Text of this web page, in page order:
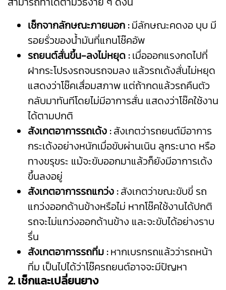
เช็กจากลักษณะภายนอก :มีลักษณะคดงอ บุบ มี
รอยรั่วของน้ำมันที่แกนโช๊คอัพ
รถยนต์สั่นขึ้น-ลงไม่หยุด :เมื่อออกแรงกดไปที่
ฝากระโปรงรถจนรถจมลง แล้วรถเด้งสั่นไม่หยุด
แสดงว่าโช๊คเสื่อมสภาพ แต่ถ้ากดแล้วรถคืนตัว
กลับมาทันทีโดยไม่มีอาการสั่น แสดงว่าโช๊คใช้งาน
ได้ตามปกติ
สังเกตอาการรถเด้ง :สังเกตว่ารถยนต์มีอาการ
กระเด้งอย่างหนักเมื่อขับผ่านเนิน ลูกระนาด หรือ
ทางขรุขระ แม้จะขับออกมาแล้วก็ยังมีอาการเด้ง
ขึ้นลงอยู่
สังเกตอาการรถแกว่ง :สังเกตว่าขณะขับขี่ รถ
แกว่งออกด้านข้างหรือไม่ หากโช๊คใช้งานได้ปกติ
รถจะไม่แกว่งออกด้านข้าง และจะขับได้อย่างราบ
รื่น
สังเกตอาการรถทิ่ม :หากเบรกรถแล้วว่ารถหน้า
ทิ่ม เป็นไปได้ว่าโช๊ครถยนต์อาจจะมีปัญหา
2. เช็กและเปลี่ยนยาง